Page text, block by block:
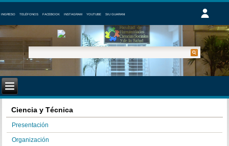
INGRESO TELÉFONOS FACEBOOK INSTAGRAM YOUTUBE SIU GUARANI
Ciencia y Técnica
Presentación
Organización